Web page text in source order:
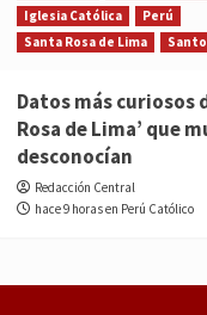
Iglesia Católica
Perú
Santa Rosa de Lima
Datos más curiosos
Rosa de Lima’ que
desconocían
Redacción Central
hace 9 horas en Perú Católico